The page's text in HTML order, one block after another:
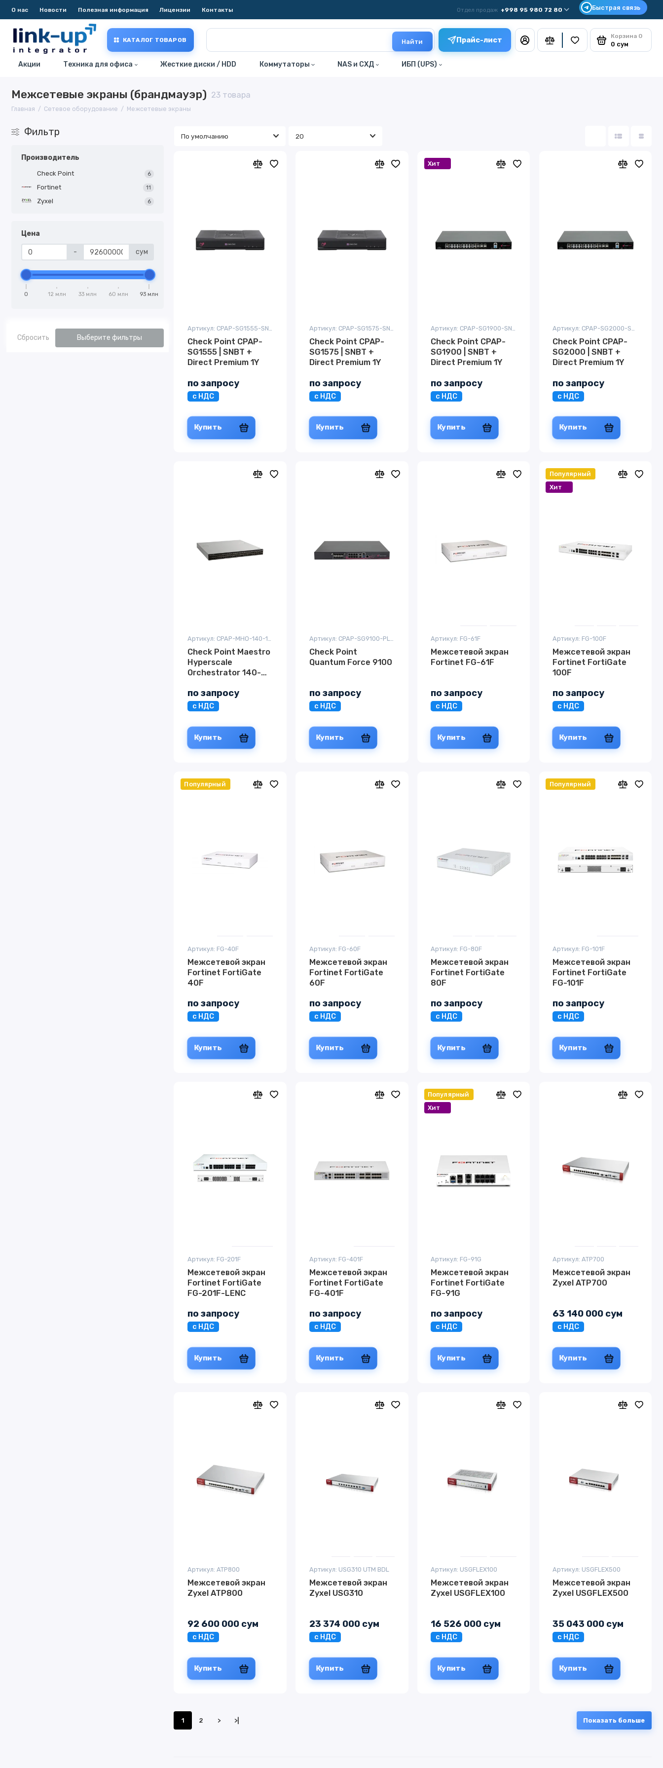
О нас Новости Полезная информация Лицензии Контакты Отдел продаж +998 95 980 72 80
КАТАЛОГ ТОВАРОВ Найти Прайс-лист Корзина 0
0 сум
Акции Техника для офиса Жесткие диски / HDD Коммутаторы NAS и СХД ИБП (UPS)
Межсетевые экраны (брандмауэр) 23 товара
Главная Сетевое оборудование Межсетевые экраны
Фильтр
Производитель
Check Point 6
Fortinet 11
Zyxel 6
Цена
- сум
0 12 млн 33 млн 60 млн 93 млн
Сбросить Выберите фильтры
Артикул: CPAP-SG1555-SNBT-SS-PREM-1Y
Check Point CPAP-
SG1555 | SNBT +
Direct Premium 1Y
по запросу
с НДС
Купить
Артикул: CPAP-SG1575-SNBT-SS-PREM-1Y
Check Point CPAP-
SG1575 | SNBT +
Direct Premium 1Y
по запросу
с НДС
Купить
Хит
Артикул: CPAP-SG1900-SNBT-SS-PREM-1Y
Check Point CPAP-
SG1900 | SNBT +
Direct Premium 1Y
по запросу
с НДС
Купить
Артикул: CPAP-SG2000-SNBT-SS-PREM-1Y
Check Point CPAP-
SG2000 | SNBT +
Direct Premium 1Y
по запросу
с НДС
Купить
Артикул: CPAP-MHO-140-175.
Check Point Maestro
Hyperscale
Orchestrator 140-
по запросу
с НДС
Купить
Артикул: CPAP-SG9100-PLUS-SNBT
Check Point
Quantum Force 9100
по запросу
с НДС
Купить
Артикул: FG-61F
Межсетевой экран
Fortinet FG-61F
по запросу
с НДС
Купить
Популярный
Хит
Артикул: FG-100F
Межсетевой экран
Fortinet FortiGate
100F
по запросу
с НДС
Купить
Популярный
Артикул: FG-40F
Межсетевой экран
Fortinet FortiGate
40F
по запросу
с НДС
Купить
Артикул: FG-60F
Межсетевой экран
Fortinet FortiGate
60F
по запросу
с НДС
Купить
Артикул: FG-80F
Межсетевой экран
Fortinet FortiGate
80F
по запросу
с НДС
Купить
Популярный
Артикул: FG-101F
Межсетевой экран
Fortinet FortiGate
FG-101F
по запросу
с НДС
Купить
Артикул: FG-201F
Межсетевой экран
Fortinet FortiGate
FG-201F-LENC
по запросу
с НДС
Купить
Артикул: FG-401F
Межсетевой экран
Fortinet FortiGate
FG-401F
по запросу
с НДС
Купить
Популярный
Хит
Артикул: FG-91G
Межсетевой экран
Fortinet FortiGate
FG-91G
по запросу
с НДС
Купить
Артикул: ATP700
Межсетевой экран
Zyxel ATP700
63 140 000 сум
с НДС
Купить
Артикул: ATP800
Межсетевой экран
Zyxel ATP800
92 600 000 сум
с НДС
Купить
Артикул: USG310 UTM BDL
Межсетевой экран
Zyxel USG310
23 374 000 сум
с НДС
Купить
Артикул: USGFLEX100
Межсетевой экран
Zyxel USGFLEX100
16 526 000 сум
с НДС
Купить
Артикул: USGFLEX500
Межсетевой экран
Zyxel USGFLEX500
35 043 000 сум
с НДС
Купить
1 2 > >| Показать больше